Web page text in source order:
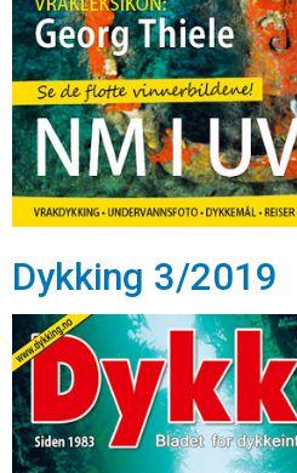
Dykking 3/2019